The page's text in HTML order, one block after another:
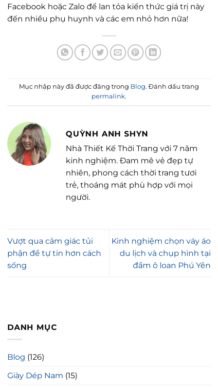
DANH MỤC
Blog (126)
Giày Dép Nam (15)
Facebook hoặc Zalo để lan tỏa kiến thức giá trị này
đến nhiều phụ huynh và các em nhỏ hơn nữa!
Mục nhập này đã được đăng trong Blog. Đánh dấu trang
permalink.
QUỲNH ANH SHYN
Nhà Thiết Kế Thời Trang với 7 năm
kinh nghiệm. Đam mê vẻ đẹp tự
nhiên, phong cách thời trang tươi
trẻ, thoáng mát phù hợp với mọi
người.
Vượt qua cảm giác tủi
phận để tự tin hơn cách
sống
Kinh nghiệm chọn váy áo
du lịch và chụp hình tại
đầm ô loan Phú Yên